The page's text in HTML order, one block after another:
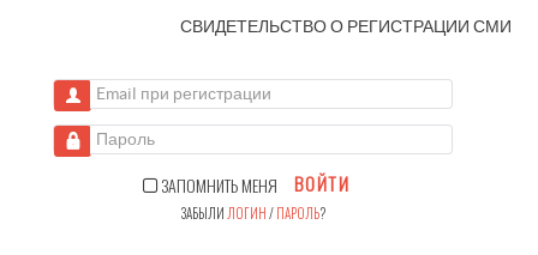
СВИДЕТЕЛЬСТВО О РЕГИСТРАЦИИСМИ
Email при регистрации
Пароль
ЗАПОМНИТЬ МЕНЯ ВОЙТИ
ЗАБЫЛИ ЛОГИН/ПАРОЛЬ?